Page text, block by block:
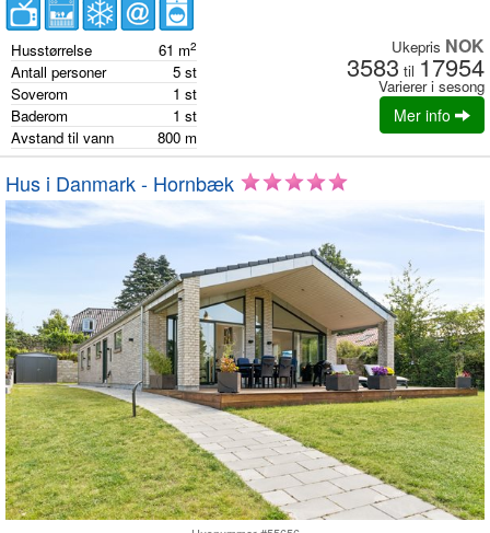
Husstørrelse 61 m2
Antall personer 5 st
Soverom
1 st
Baderom
1 st
Avstand til vann
800 m
Ukepris NOK
3583 til 17954
Varierer i sesong
Mer info
Hus i Danmark - Hornbæk